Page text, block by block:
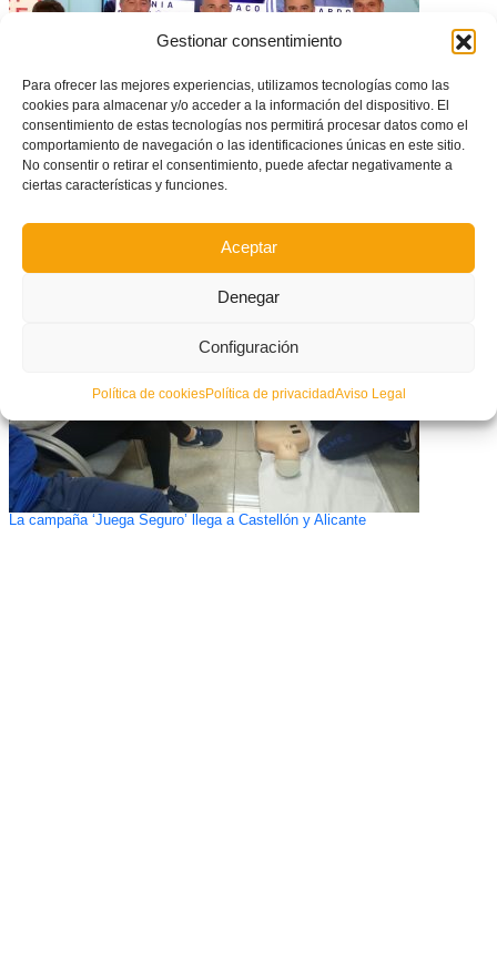
Gestionar consentimiento
Para ofrecer las mejores experiencias, utilizamos tecnologías como las
cookies para almacenar y/o acceder a la información del dispositivo. El
consentimiento de estas tecnologías nos permitirá procesar datos como el
comportamiento de navegación o las identificaciones únicas en este sitio.
No consentir o retirar el consentimiento, puede afectar negativamente a
ciertas características y funciones.
Aceptar
Denegar
Configuración
Política de cookiesPolítica de privacidadAviso Legal
y entrenadoras de la Comunitat Valenciana en el 47º Dia de l’Entrenador/a
La campaña ‘Juega Seguro’ llega a Castellón y Alicante